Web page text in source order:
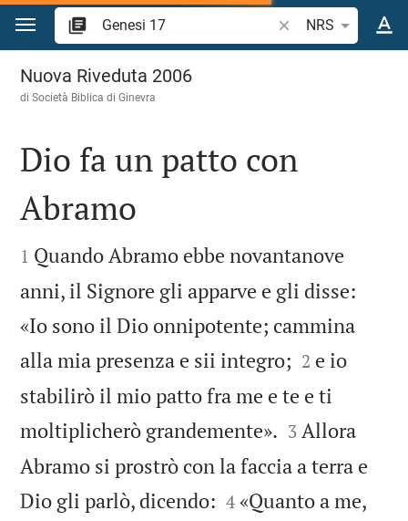
Vai al contenuto
Ricerca verso
NRS
Genesi 17
Nuova Riveduta 2006
di Società Biblica di Ginevra

Dio fa un patto con
Abramo

1 Quando Abramo ebbe novantanove
anni, il Signore gli apparve e gli disse:
«Io sono il Dio onnipotente; cammina
alla mia presenza e sii integro; 

2 e io
stabilirò il mio patto fra me e te e ti
moltiplicherò grandemente». 

3 Allora
Abramo si prostrò con la faccia a terra e
Dio gli parlò, dicendo: 

4 «Quanto a me,